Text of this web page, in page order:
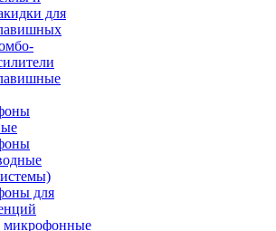
для
для
микрофонные